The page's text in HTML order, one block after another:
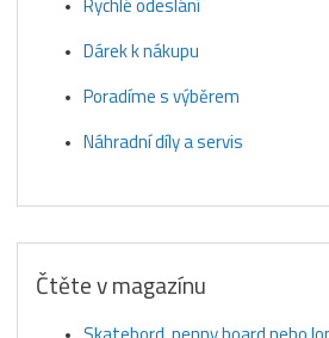
Rychlé odeslání
Dárek k nákupu
Poradíme s výběrem
Náhradní díly a servis
Čtěte v magazínu